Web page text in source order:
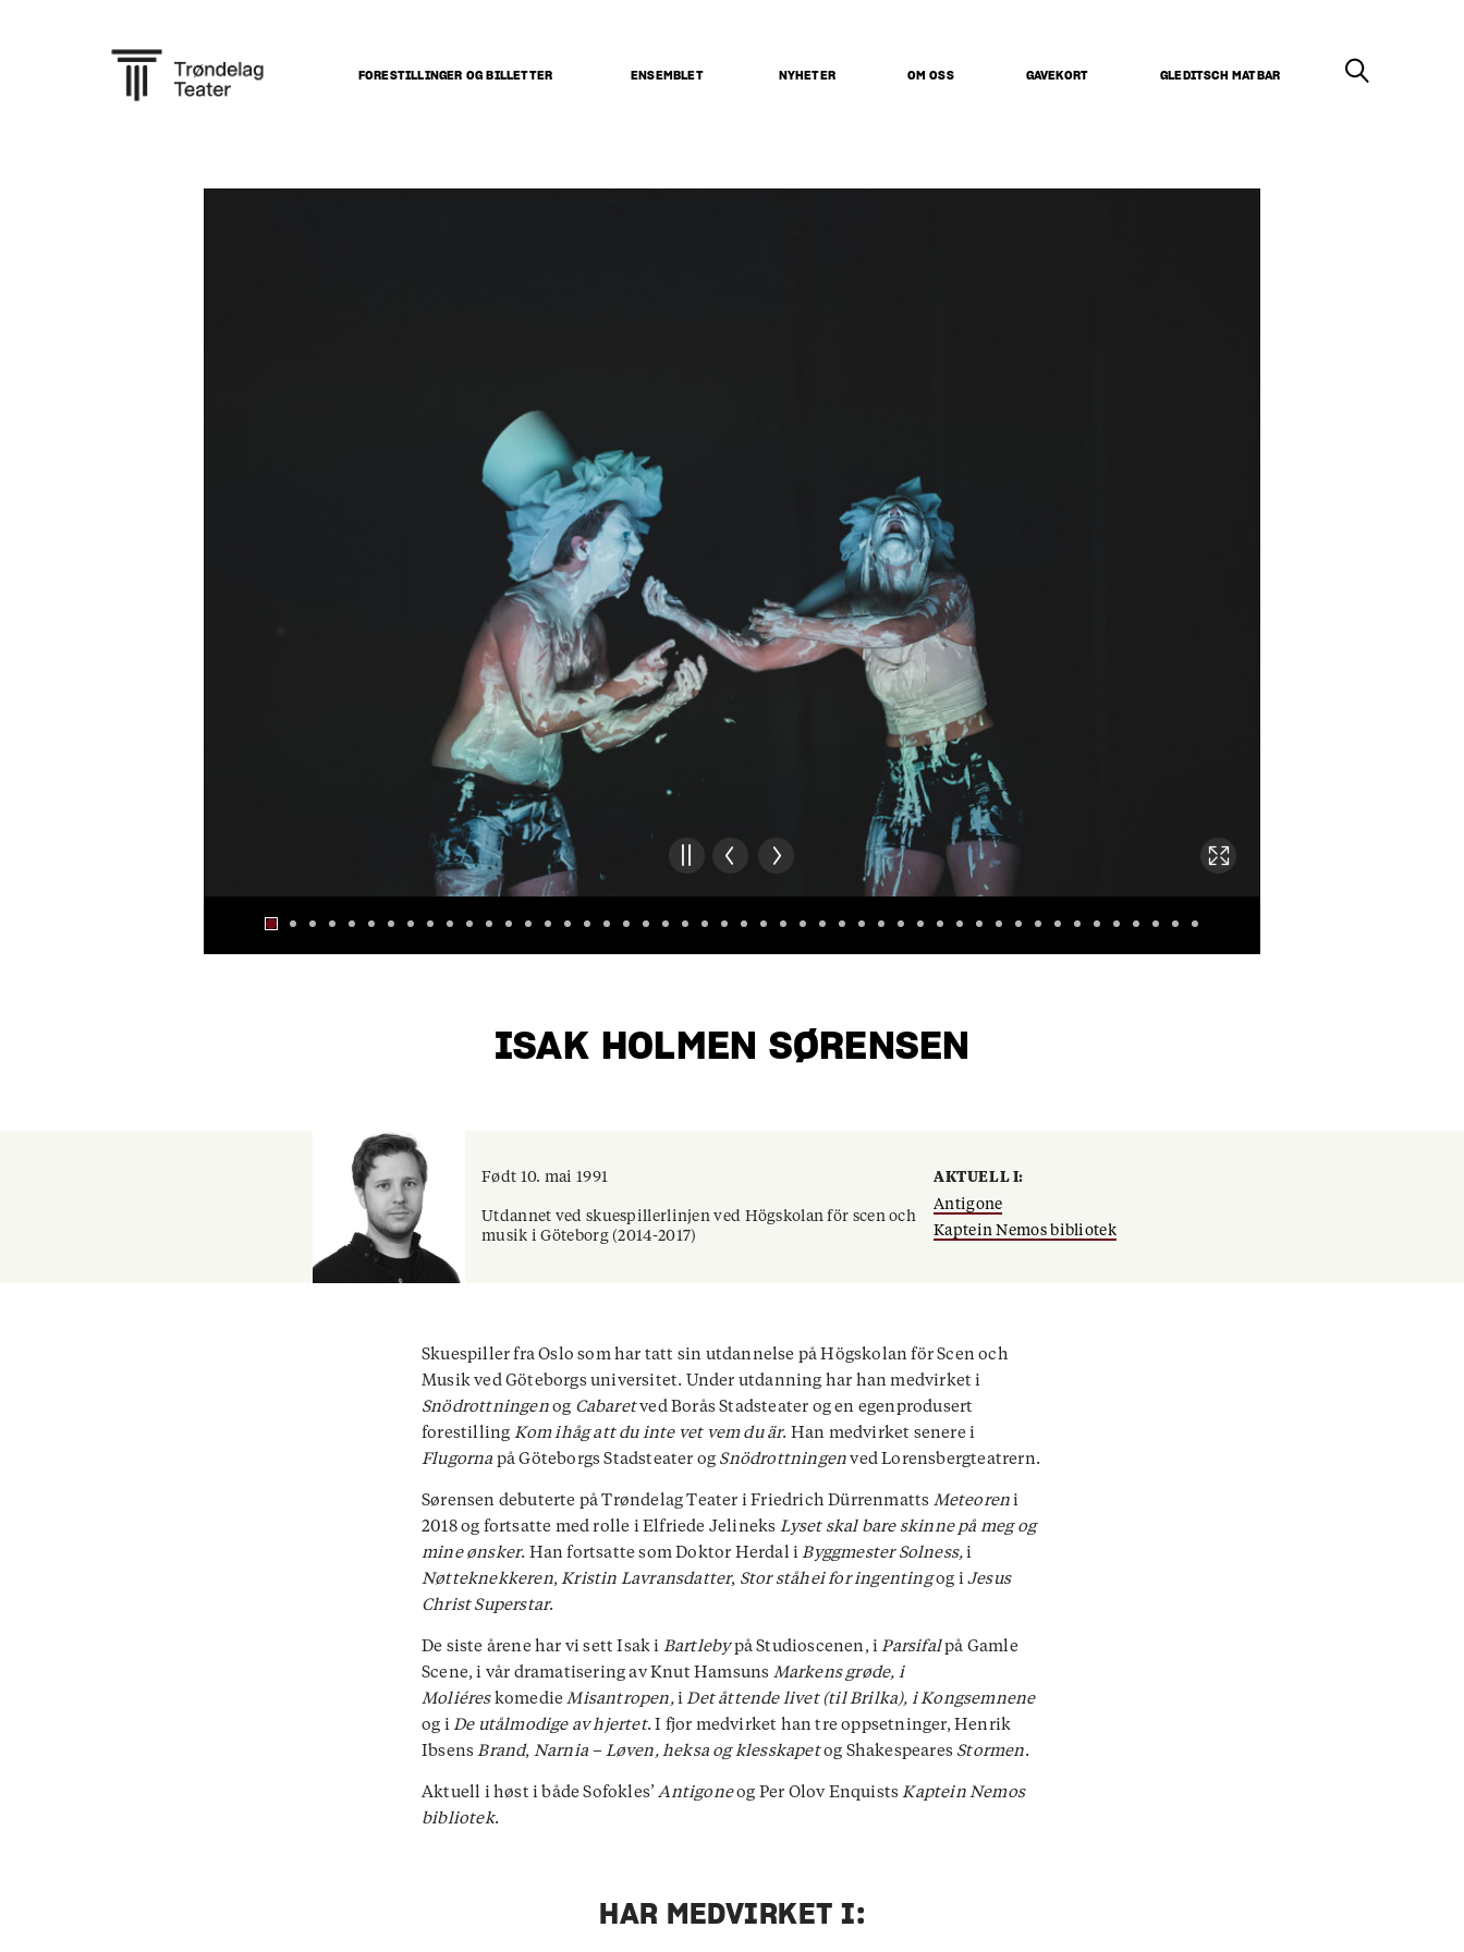
FORESTILLINGER OG BILLETTER ENSEMBLET NYHETER OM OSS GAVEKORT GLEDITSCH MATBAR
ISAK HOLMEN SØRENSEN
Født 10. mai 1991
Utdannet ved skuespillerlinjen ved Högskolan för scen och
musik i Göteborg (2014-2017)
AKTUELL I:
Antigone
Kaptein Nemos bibliotek
Skuespiller fra Oslo som har tatt sin utdannelse på Högskolan för Scen och
Musik ved Göteborgs universitet. Under utdanning har han medvirket i
Snödrottningenog Cabaretved Borås Stadsteater og en egenprodusert
forestilling Kom ihåg att du inte vet vem du är. Han medvirket senere i
Flugorna på Göteborgs Stadsteater og Snödrottningen ved Lorensbergteatrern.
Sørensen debuterte på Trøndelag Teater i Friedrich Dürrenmatts Meteoren i
2018 og fortsatte med rolle i Elfriede Jelineks Lyset skal bare skinne på meg og
mine ønsker. Han fortsatte som Doktor Herdal i Byggmester Solness, i
Nøtteknekkeren, Kristin Lavransdatter, Stor ståhei for ingentingog iJesus
Christ Superstar.
De siste årene har vi sett Isak i Bartlebypå Studioscenen, i Parsifalpå Gamle
Scene, i vår dramatisering av Knut Hamsuns Markens grøde, i
Moliéreskomedie Misantropen,i Det åttende livet (til Brilka), i Kongsemnene
og i De utålmodige av hjertet. I fjor medvirket han tre oppsetninger, Henrik
Ibsens Brand, Narnia – Løven, heksa og klesskapetog Shakespeares Stormen.
Aktuell i høst i både Sofokles’ Antigoneog Per Olov Enquists Kaptein Nemos
bibliotek.
HAR MEDVIRKET I: